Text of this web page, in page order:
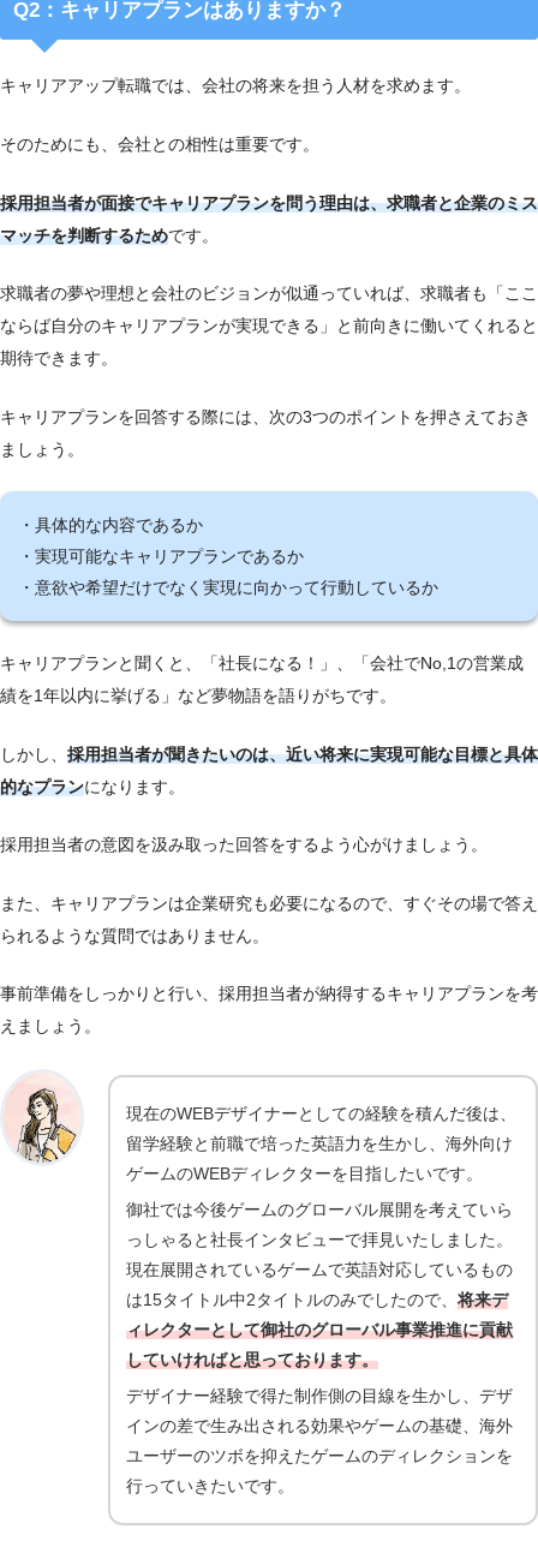
Q2：キャリアプランはありますか？
キャリアアップ転職では、会社の将来を担う人材を求めます。
そのためにも、会社との相性は重要です。
採用担当者が面接でキャリアプランを問う理由は、求職者と企業のミス
マッチを判断するためです。
求職者の夢や理想と会社のビジョンが似通っていれば、求職者も「ここ
ならば自分のキャリアプランが実現できる」と前向きに働いてくれると
期待できます。
キャリアプランを回答する際には、次の3つのポイントを押さえておき
ましょう。
・具体的な内容であるか
・実現可能なキャリアプランであるか
・意欲や希望だけでなく実現に向かって行動しているか
キャリアプランと聞くと、「社長になる！」、「会社でNo,1の営業成
績を1年以内に挙げる」など夢物語を語りがちです。
しかし、 採用担当者が聞きたいのは、近い将来に実現可能な目標と具体
的なプランになります。
採用担当者の意図を汲み取った回答をするよう心がけましょう。
また、キャリアプランは企業研究も必要になるので、すぐその場で答え
られるような質問ではありません。
事前準備をしっかりと行い、採用担当者が納得するキャリアプランを考
えましょう。
現在のWEBデザイナーとしての経験を積んだ後は、
留学経験と前職で培った英語力を生かし、海外向け
ゲームのWEBディレクターを目指したいです。
御社では今後ゲームのグローバル展開を考えていら
っしゃると社長インタビューで拝見いたしました。
現在展開されているゲームで英語対応しているもの
は15タイトル中2タイトルのみでしたので、 将来デ
ィレクターとして御社のグローバル事業推進に貢献
していければと思っております。
デザイナー経験で得た制作側の目線を生かし、デザ
インの差で生み出される効果やゲームの基礎、海外
ユーザーのツボを抑えたゲームのディレクションを
行っていきたいです。